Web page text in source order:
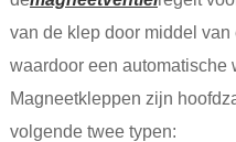
van de klep door middel
waardoor een automatische
Magneetkleppen zijn
volgende twee typen: